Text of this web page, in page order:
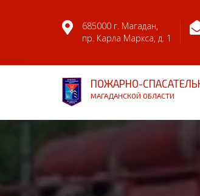
685000 г. Магадан,
пр. Карла Маркса, д. 1
ПОЖАРНО-
МАГАДАНСКОЙ ОБЛАСТИ